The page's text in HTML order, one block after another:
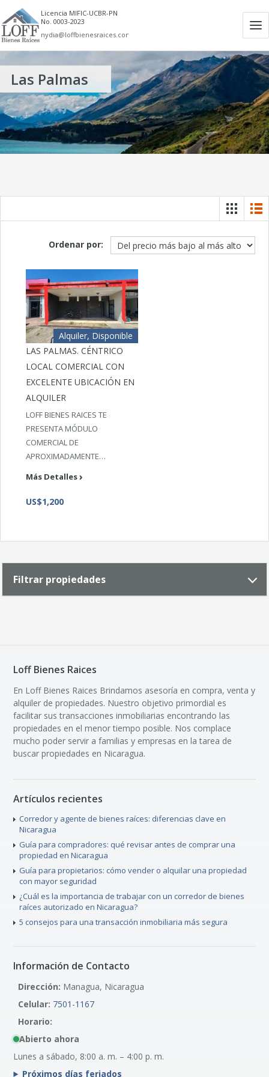
Licencia MIFIC-UCBR-PN
No. 0003-2023
nydia@loffbienesraices.com
Las Palmas
Ordenar por:
Alquiler, Disponible
LAS PALMAS. CÉNTRICO
LOCAL COMERCIAL CON
EXCELENTE UBICACIÓN EN
ALQUILER
LOFF BIENES RAICES TE
PRESENTA MÓDULO
COMERCIAL DE
APROXIMADAMENTE…
Más Detalles
US$1,200
Filtrar propiedades
Loff Bienes Raices
En Loff Bienes Raices Brindamos asesoría en compra, venta y
alquiler de propiedades. Nuestro objetivo primordial es
facilitar sus transacciones inmobiliarias encontrando las
propiedades en el menor tiempo posible. Nos complace
mucho poder servir a familias y empresas en la tarea de
buscar propiedades en Nicaragua.
Artículos recientes
Corredor y agente de bienes raíces: diferencias clave en
Nicaragua
Guía para compradores: qué revisar antes de comprar una
propiedad en Nicaragua
Guía para propietarios: cómo vender o alquilar una propiedad
con mayor seguridad
¿Cuál es la importancia de trabajar con un corredor de bienes
raíces autorizado en Nicaragua?
5 consejos para una transacción inmobiliaria más segura
Información de Contacto
Dirección: Managua, Nicaragua
Celular: 7501-1167
Horario:
Abierto ahora
Lunes a sábado, 8:00 a. m. – 4:00 p. m.
Próximos días feriados